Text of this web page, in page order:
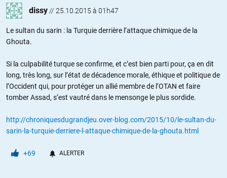
dissy // 25.10.2015 à 01h47
Le sultan du sarin : la Turquie derrière l’attaque chimique de la
Ghouta.
Si la culpabilité turque se confirme, et c’est bien parti pour, ça en dit
long, très long, sur l’état de décadence morale, éthique et politique de
l’Occident qui, pour protéger un allié membre de l’OTAN et faire
tomber Assad, s’est vautré dans le mensonge le plus sordide.
http://chroniquesdugrandjeu.over-blog.com/2015/10/le-sultan-du-
sarin-la-turquie-derriere-l-attaque-chimique-de-la-ghouta.html
+69 ALERTER